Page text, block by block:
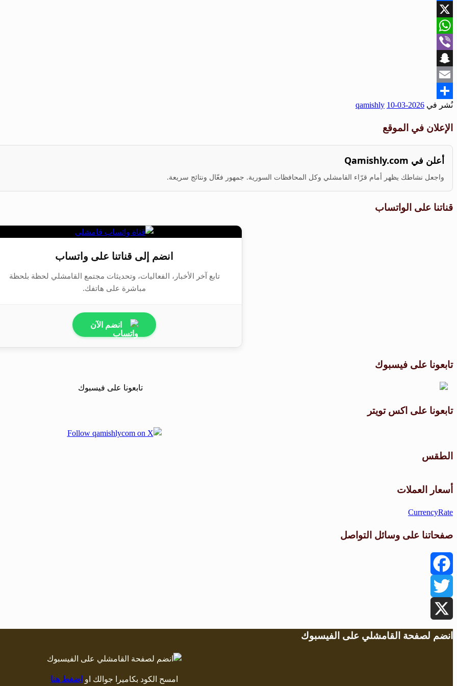
Facebook
X
WhatsApp
Viber
Snapchat
Email
Share
نُشر في 2026-03-10
qamishly
الإعلان في الموقع
أعلن في Qamishly.com
واجعل نشاطك يظهر أمام قرّاء القامشلي وكل المحافظات السورية. جمهور فعّال ونتائج سريعة.
قناتنا على الواتساب
انضم إلى قناتنا على واتساب
تابع آخر الأخبار، الفعاليات، وتحديثات مجتمع القامشلي لحظة بلحظة
مباشرة على هاتفك.
انضم الآن
تابعونا على فيسبوك
تابعونا على اكس تويتر
الطقس
أسعار العملات
CurrencyRate
صفحاتنا على وسائل التواصل
Facebook
Twitter
X
انضم لصفحة القامشلي على الفيسبوك
امسح الكود بكاميرا جوالك او اضغط هنا